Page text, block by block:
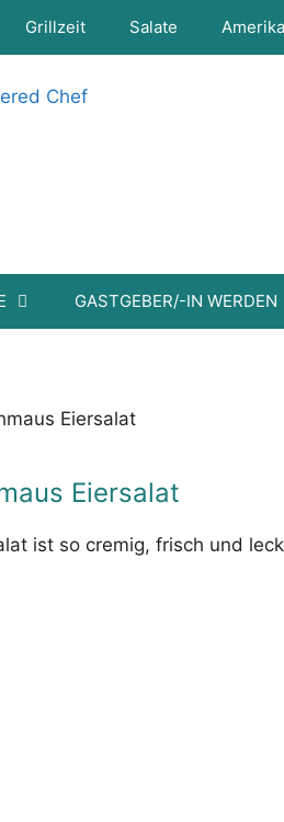
Grillzeit Salate
GASTGEBER/-IN WERDEN
Eiersalat
ist so cremig, frisch und